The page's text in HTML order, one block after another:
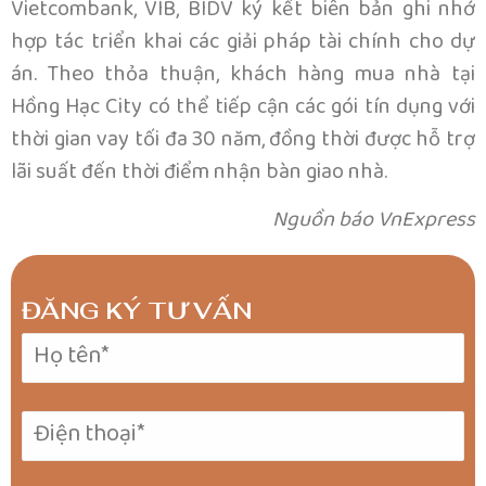
Vietcombank, VIB, BIDV ký kết biên bản ghi nhớ
hợp tác triển khai các giải pháp tài chính cho dự
án. Theo thỏa thuận, khách hàng mua nhà tại
Hồng Hạc City có thể tiếp cận các gói tín dụng với
thời gian vay tối đa 30 năm, đồng thời được hỗ trợ
lãi suất đến thời điểm nhận bàn giao nhà.
Nguồn báo VnExpress
ĐĂNG KÝ TƯ VẤN